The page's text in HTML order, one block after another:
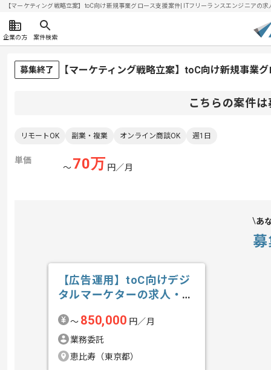
【マーケティング戦略立案】toC向け新規事業グロース支援案件| ITフリーランスエンジニアの
企業の方 案件検索
募集終了 【マーケティング戦略立案】toC向け新規事業
こちらの案件
リモートOK 副業・複業 オンライン商談OK 週1日
単価
〜70万 円／月
あ
【広告運用】toC向けデジ
タルマーケターの求人・案
〜 850,000 円／月
業務委託
恵比寿（東京都）